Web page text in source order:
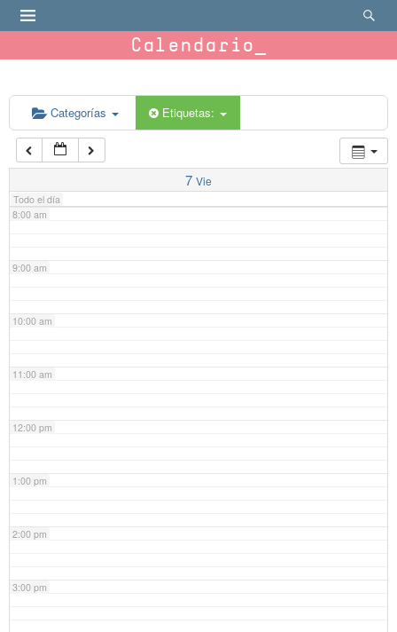
Calendario
Categorías Etiquetas:
7 Vie
Todo el día
6:00 am
7:00 am
8:00 am
9:00 am
10:00 am
11:00 am
12:00 pm
1:00 pm
2:00 pm
3:00 pm